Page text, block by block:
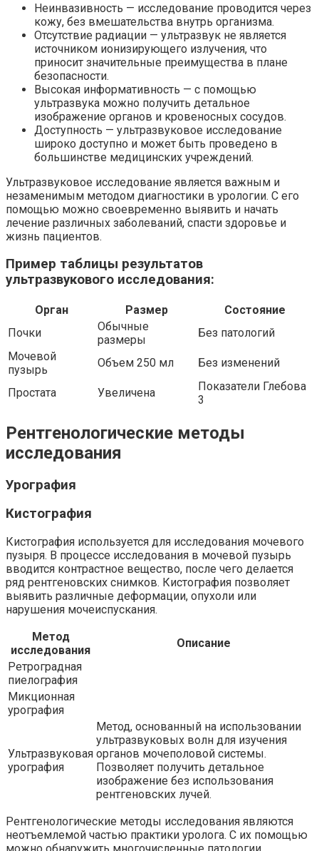
Неинвазивность — исследование проводится через
кожу, без вмешательства внутрь организма.
Отсутствие радиации — ультразвук не является
источником ионизирующего излучения, что
приносит значительные преимущества в плане
безопасности.
Высокая информативность — с помощью
ультразвука можно получить детальное
изображение органов и кровеносных сосудов.
Доступность — ультразвуковое исследование
широко доступно и может быть проведено в
большинстве медицинских учреждений.
Ультразвуковое исследование является важным и
незаменимым методом диагностики в урологии. С его
помощью можно своевременно выявить и начать
лечение различных заболеваний, спасти здоровье и
жизнь пациентов.
Пример таблицы результатов
ультразвукового исследования:
Орган Размер
Состояние
Почки
Обычные
размеры
Без патологий
Мочевой
пузырь
Объем 250 мл Без изменений
Простата Увеличена
Показатели Глебова
3
Рентгенологические методы
исследования
Урография
Кистография
Кистография используется для исследования мочевого
пузыря. В процессе исследования в мочевой пузырь
вводится контрастное вещество, после чего делается
ряд рентгеновских снимков. Кистография позволяет
выявить различные деформации, опухоли или
нарушения мочеиспускания.
Метод
исследования
Описание
Ретроградная
пиелография
Микционная
урография
Ультразвуковая
урография
Метод, основанный на использовании
ультразвуковых волн для изучения
органов мочеполовой системы.
Позволяет получить детальное
изображение без использования
рентгеновских лучей.
Рентгенологические методы исследования являются
неотъемлемой частью практики уролога. С их помощью